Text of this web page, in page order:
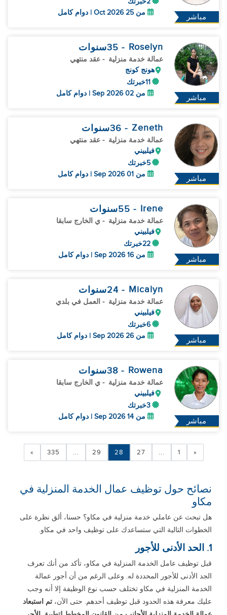
مباشر
من 25 Oct 2026 | دوام كامل
مباشر
Roselyn
- 35 سنوات
عمالة خدمة منزلية - عقد منتهي
هونج كونج
11خبرتك
من 02 Sep 2026 | دوام كامل
مباشر
Zeneth
- 36 سنوات
عمالة خدمة منزلية - عقد منتهي
فيلبيني
5خبرتك
من 01 Sep 2026 | دوام كامل
مباشر
Irene
- 55 سنوات
عمالة خدمة منزلية - ي الخارج سابقا
فيلبيني
22خبرتك
من 16 Sep 2026 | دوام كامل
مباشر
Micalyn
- 24 سنوات
عمالة خدمة منزلية - العمل في بلدي
فيلبيني
6خبرتك
من 26 Sep 2026 | دوام كامل
مباشر
Rowena
- 38 سنوات
عمالة خدمة منزلية - ي الخارج سابقا
فيلبيني
3خبرتك
من 14 Sep 2026 | دوام كامل
«
1
...
27
28
29
...
335
»
نصائح حول توظيف عمال الخدمة المنزلية في
مكاو
هل تبحث عن عاملي خدمة منزلية في مكاو؟ حسنا، ألق نظرة على
الخطوات التالية التي ستساعدك على توظيف واحد في مكاو.
1. الحد الأدنى للأجور
قبل توظيف عامل الخدمة المنزلية في مكاو، تأكد من أنك تعرف
الجد الأدنى للأجور المحددة له. وعلى الرغم من أن أجور عمالة
الخدمة المنزلية في مكاو تختلف حسب نوع الوظيفة إلا أنه وجب
عليك معرفة هذه الحدود قبل توظيف أحدهم. حتى الآن، تم استبعاد